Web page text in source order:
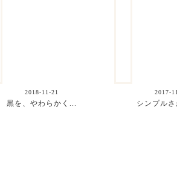
2018-11-21
黒を、やわらかく...
2017-
シンプルさ